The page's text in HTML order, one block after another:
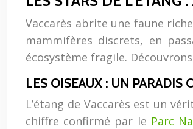
Vaccarès abrite une faune
mammifères discrets, en
écosystème fragile.
LES OISEAUX : UN
L’étang de Vaccarès est un
chiffre confirmé par le Parc